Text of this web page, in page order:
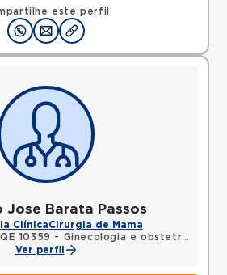
este perfil
Jose Barata Passos
ClínicaCirurgia de Mama
10359 - Ginecologia e obstetrícia
Ver perfil